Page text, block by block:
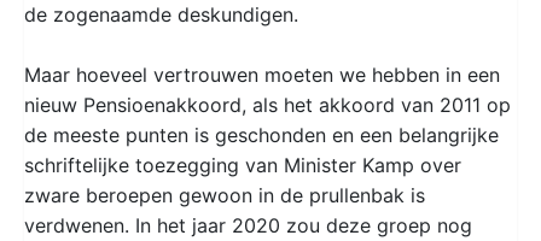
de zogenaamde deskundigen.
Maar hoeveel vertrouwen moeten we hebben in een
nieuw Pensioenakkoord, als het akkoord van 2011 op
de meeste punten is geschonden en een belangrijke
schriftelijke toezegging van Minister Kamp over
zware beroepen gewoon in de prullenbak is
verdwenen. In het jaar 2020 zou deze groep nog